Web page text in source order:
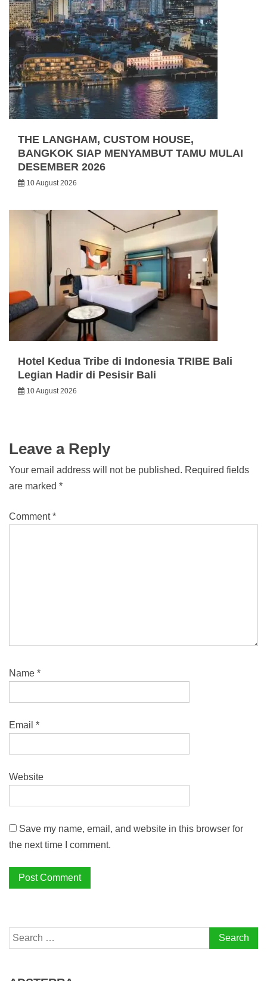
THE LANGHAM, CUSTOM HOUSE,
BANGKOK SIAP MENYAMBUT TAMU MULAI
DESEMBER 2026
10 August 2026
Hotel Kedua Tribe di Indonesia TRIBE Bali
Legian Hadir di Pesisir Bali
10 August 2026
Leave a Reply
Your email address will not be published. Required fields
are marked *
Comment*
Name *
Email *
Website
Save my name, email, and website in this browser for
the next time I comment.
Search
for: